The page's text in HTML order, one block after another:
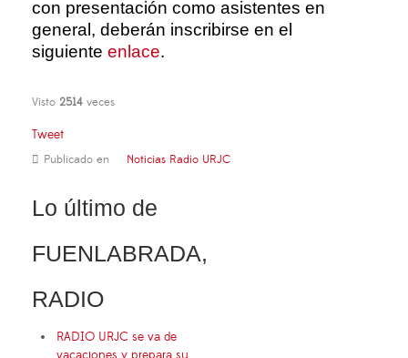
con presentación como asistentes en
general, deberán inscribirse en el
siguiente enlace.
Visto 2514 veces
Tweet
Publicado en Noticias Radio URJC
Lo último de
FUENLABRADA,
RADIO
RADIO URJC se va de